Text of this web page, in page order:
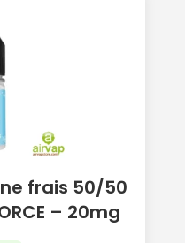
frais 50/50
– 20mg